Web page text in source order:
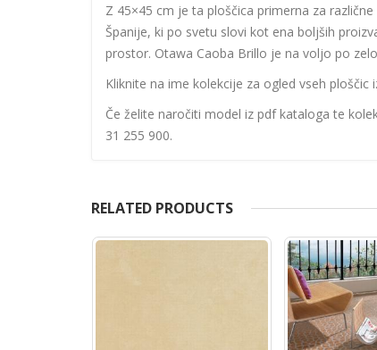
Z 45×45 cm je ta ploščica primerna za
Španije, ki po svetu slovi kot ena boljših
prostor. Otawa Caoba Brillo je na voljo po
Kliknite na ime kolekcije za ogled vseh ploščic
Če želite naročiti model iz pdf kataloga te
31 255 900.
RELATED PRODUCTS